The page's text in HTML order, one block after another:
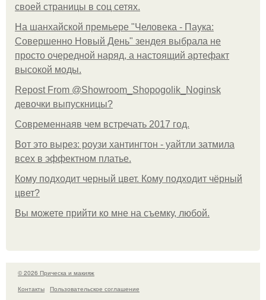
своей страницы в соц сетях.
На шанхайской премьере "Человека - Паука:
Совершенно Новый День" зендея выбрала не
просто очередной наряд, а настоящий артефакт
высокой моды.
Repost From @Showroom_Shopogolik_Noginsk
девочки выпускницы?
Современнаяв чем встречать 2017 год.
Вот это вырез: роузи хантингтон - уайтли затмила
всех в эффектном платьe.
Кому подходит черный цвет. Кому подходит чёрный
цвет?
Вы можете прийти ко мне на съемку, любой.
© 2026 Прическа и макияж
Контакты
Пользовательское соглашение